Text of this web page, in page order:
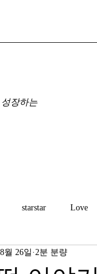
장하는
starstar Love
월 26일 2분 분량